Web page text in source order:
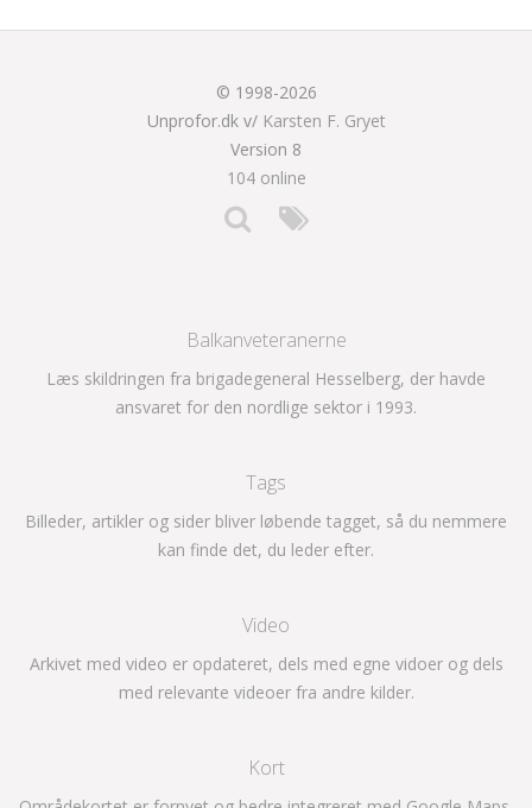
© 1998-2026
Unprofor.dk v/ Karsten F. Gryet
Version 8
104 online
Balkanveteranerne
Læs skildringen fra brigadegeneral Hesselberg, der havde
ansvaret for den nordlige sektor i 1993.
Tags
Billeder, artikler og sider bliver løbende tagget, så du nemmere
kan finde det, du leder efter.
Video
Arkivet med video er opdateret, dels med egne vidoer og dels
med relevante videoer fra andre kilder.
Kort